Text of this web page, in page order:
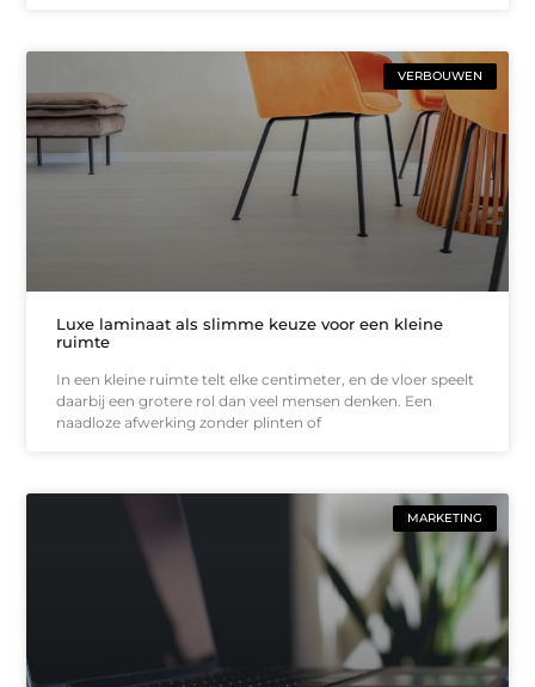
VERBOUWEN
Luxe laminaat als slimme keuze voor een kleine
ruimte
In een kleine ruimte telt elke centimeter, en de vloer speelt
daarbij een grotere rol dan veel mensen denken. Een
naadloze afwerking zonder plinten of
MARKETING